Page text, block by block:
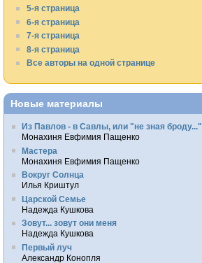
5-я страница
6-я страница
7-я страница
8-я страница
Все авторы на одной странице
Новые материалы
Из Павлов - в Савлы, или "не зная броду..."
Монахиня Евфимия Пащенко
Мастера
Монахиня Евфимия Пащенко
Вокруг Солнца
Илья Криштул
Царской Семье
Надежда Кушкова
Зовут... зовут они меня
Надежда Кушкова
Первый луч
Александр Конопля